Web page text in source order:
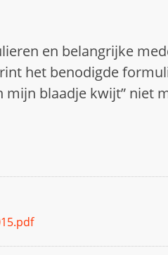
en belangrijke
het benodigde
mijn blaadje kwijt” niet